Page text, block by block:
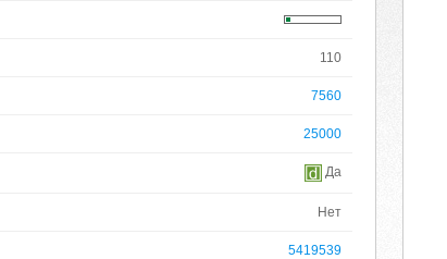
110
7560
25000
Да
Нет
5419539